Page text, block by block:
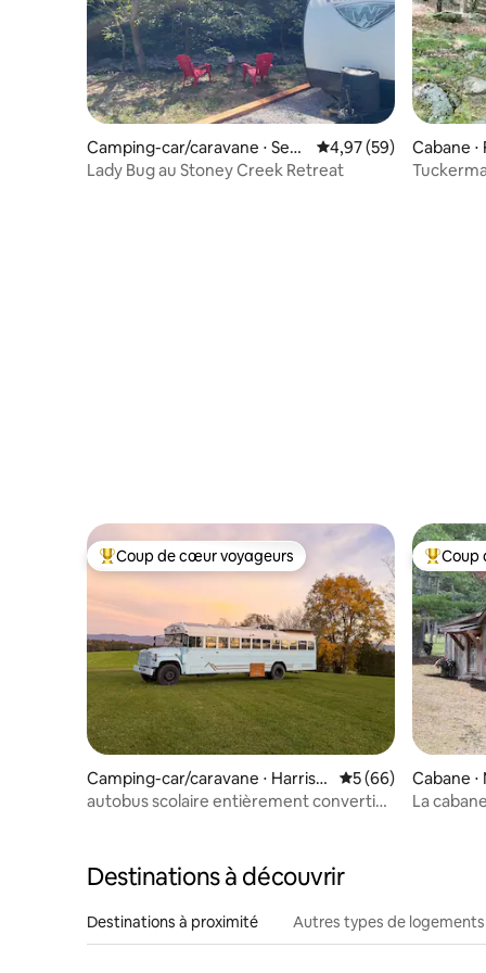
Camping-car/caravane ⋅ Sen
eca Rocks
Évaluation moyenne
4,97 (59)
Lady Bug au Stoney Creek Retreat
Cabane ⋅
Coups de cœur voyageurs les plus appréciés
Coup de cœur voyageurs
Camping-car/caravane ⋅ Harriso
nburg
Évaluation
5 (66)
autobus scolaire entièrement converti
Coups
Coup
Cabane
La
Destinations à découvrir
Destinations à proximité Autres types de logements